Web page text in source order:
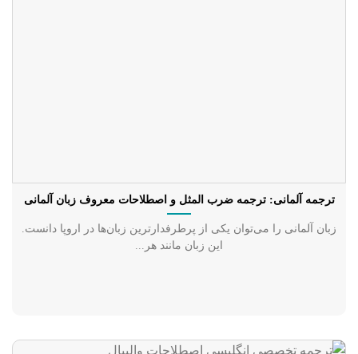
ترجمه آلمانی: ترجمه ضرب المثل و اصطلاحات معروف زبان آلمانی
زبان آلمانی را می‌توان یکی از پرطرفدارترین زبان‌ها در اروپا دانست.
این زبان مانند هر...